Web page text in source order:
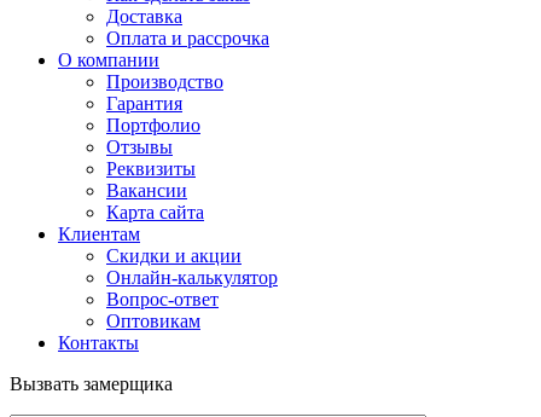
Доставка
Оплата и рассрочка
О компании
Производство
Гарантия
Портфолио
Отзывы
Реквизиты
Вакансии
Карта сайта
Клиентам
Скидки и акции
Онлайн-калькулятор
Вопрос-ответ
Оптовикам
Контакты
Вызвать замерщика